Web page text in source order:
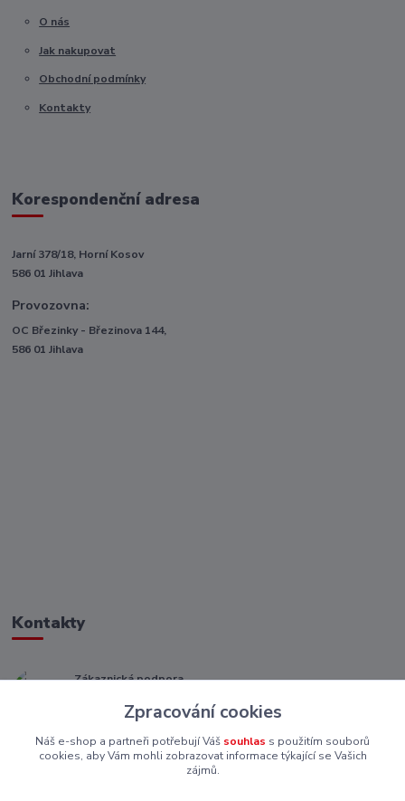
O nás
Jak nakupovat
Obchodní podmínky
Kontakty
Korespondenční adresa
Jarní 378/18, Horní Kosov
586 01 Jihlava
Provozovna:
OC Březinky - Březinova 144,
586 01 Jihlava
Kontakty
Zákaznická podpora
(Po-Pá, 8-16 hod.)
eshop@piskutekzs.cz
Zpracování cookies
Náš e-shop a partneři potřebují Váš souhlas s použitím souborů
cookies, aby Vám mohli zobrazovat informace týkající se Vašich
zájmů.